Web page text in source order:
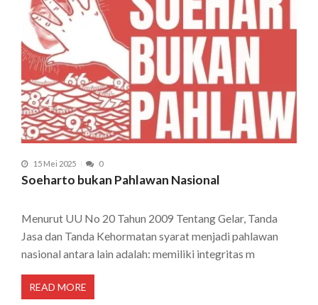
15 Mei 2025 0
Soeharto bukan Pahlawan Nasional
Menurut UU No 20 Tahun 2009 Tentang Gelar, Tanda
Jasa dan Tanda Kehormatan syarat menjadi pahlawan
nasional antara lain adalah: memiliki integritas m
READ MORE